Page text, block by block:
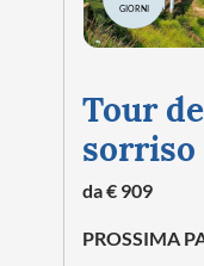
GIORNI
Tour
sorriso
da € 909
PROSSIMA